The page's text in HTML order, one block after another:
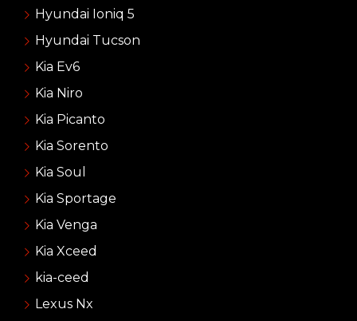
Hyundai Ioniq 5
Hyundai Tucson
Kia Ev6
Kia Niro
Kia Picanto
Kia Sorento
Kia Soul
Kia Sportage
Kia Venga
Kia Xceed
kia-ceed
Lexus Nx